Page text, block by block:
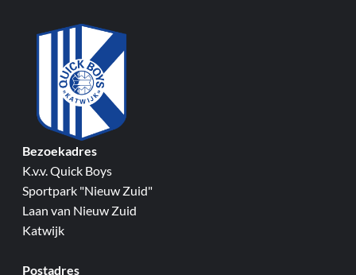
Bezoekadres
K.v.v. Quick Boys
Sportpark "Nieuw Zuid"
Laan van Nieuw Zuid
Katwijk
Postadres